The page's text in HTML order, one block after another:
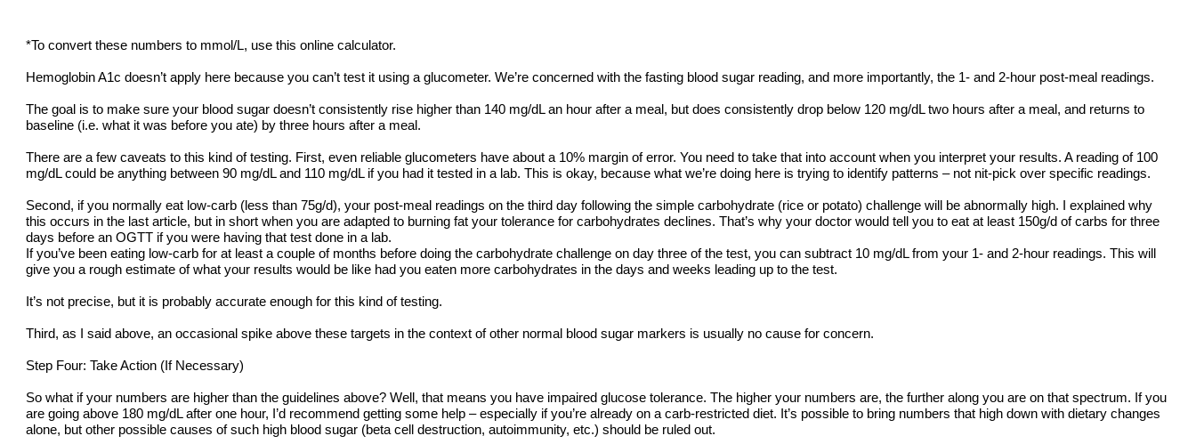
*To convert these numbers to mmol/L, use this online calculator.
Hemoglobin A1c doesn’t apply here because you can’t test it using a glucometer. We’re concerned with the fasting blood sugar reading, and more importantly, the 1- and 2-hour post-meal readings.
The goal is to make sure your blood sugar doesn’t consistently rise higher than 140 mg/dL an hour after a meal, but does consistently drop below 120 mg/dL two hours after a meal, and returns to
baseline (i.e. what it was before you ate) by three hours after a meal.
There are a few caveats to this kind of testing. First, even reliable glucometers have about a 10% margin of error. You need to take that into account when you interpret your results. A reading of 100
mg/dL could be anything between 90 mg/dL and 110 mg/dL if you had it tested in a lab. This is okay, because what we’re doing here is trying to identify patterns – not nit-pick over specific readings.
Second, if you normally eat low-carb (less than 75g/d), your post-meal readings on the third day following the simple carbohydrate (rice or potato) challenge will be abnormally high. I explained why
this occurs in the last article, but in short when you are adapted to burning fat your tolerance for carbohydrates declines. That’s why your doctor would tell you to eat at least 150g/d of carbs for three
days before an OGTT if you were having that test done in a lab.
If you’ve been eating low-carb for at least a couple of months before doing the carbohydrate challenge on day three of the test, you can subtract 10 mg/dL from your 1- and 2-hour readings. This will
give you a rough estimate of what your results would be like had you eaten more carbohydrates in the days and weeks leading up to the test.
It’s not precise, but it is probably accurate enough for this kind of testing.
Third, as I said above, an occasional spike above these targets in the context of other normal blood sugar markers is usually no cause for concern.
Step Four: Take Action (If Necessary)
So what if your numbers are higher than the guidelines above? Well, that means you have impaired glucose tolerance. The higher your numbers are, the further along you are on that spectrum. If you
are going above 180 mg/dL after one hour, I’d recommend getting some help – especially if you’re already on a carb-restricted diet. It’s possible to bring numbers that high down with dietary changes
alone, but other possible causes of such high blood sugar (beta cell destruction, autoimmunity, etc.) should be ruled out.